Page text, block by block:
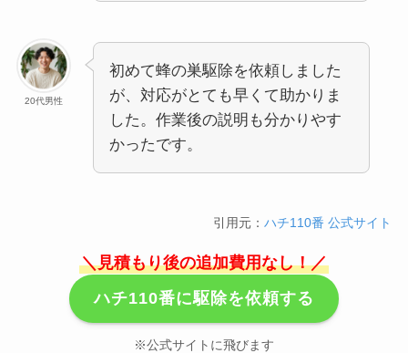
20代男性
初めて蜂の巣駆除を依頼しました
が、対応がとても早くて助かりま
した。作業後の説明も分かりやす
かったです。
引用元：ハチ110番 公式サイト
＼見積もり後の追加費用なし！／
ハチ110番に駆除を依頼する
※公式サイトに飛びます